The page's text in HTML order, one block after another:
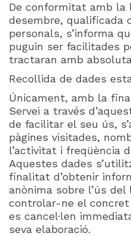
De conformitat amb la
desembre, qualificada
personals, s’informa
puguin ser facilitades
tractaran amb
Recollida de dades
Únicament, amb la
Servei a través
de facilitar el seu ús,
pàgines visitades,
l’activitat i freqüència
Aquestes dades
finalitat d’obtenir
anònima sobre l’ús
controlar-ne el
es cancel·len
seva elaboració.